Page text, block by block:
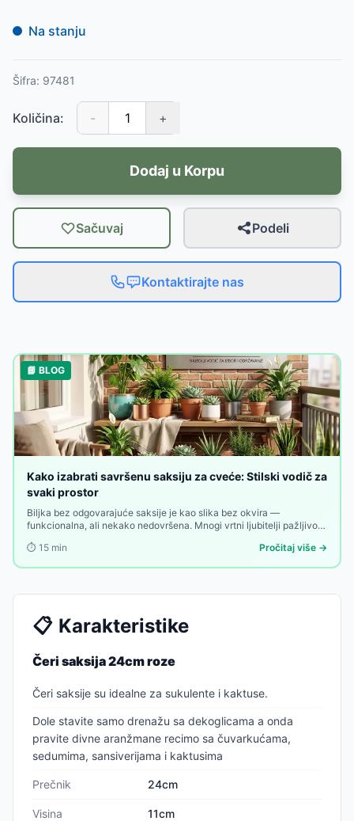
Na stanju
Šifra: 97481
Količina: - +
Dodaj u Korpu
Sačuvaj Podeli
Kontaktirajte nas
📘 BLOG
Kako izabrati savršenu saksiju za cveće: Stilski vodič za
svaki prostor
Biljka bez odgovarajuće saksije je kao slika bez okvira —
funkcionalna, ali nekako nedovršena. Mnogi vrtni ljubitelji pažljivo
koja im dođe pod ruku. Greška koja se vidi.
⏱️ 15 min Pročitaj više →
📋 Karakteristike
Čeri saksija 24cm roze
Čeri saksije su idealne za sukulente i kaktuse.
Dole stavite samo drenažu sa dekoglicama a onda
pravite divne aranžmane recimo sa čuvarkućama,
sedumima, sansiverijama i kaktusima
Prečnik 24cm
Visina 11cm